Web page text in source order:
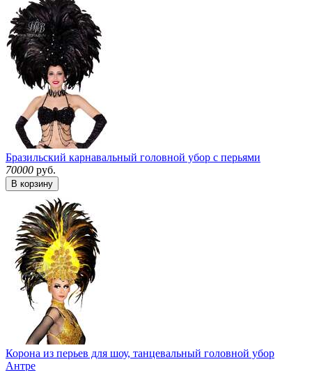
Бразильский карнавальный головной убор с перьями
70000 руб.
В корзину
Корона из перьев для шоу, танцевальный головной убор
Антре